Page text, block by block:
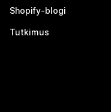
Shopify-blogi
Tutkimus